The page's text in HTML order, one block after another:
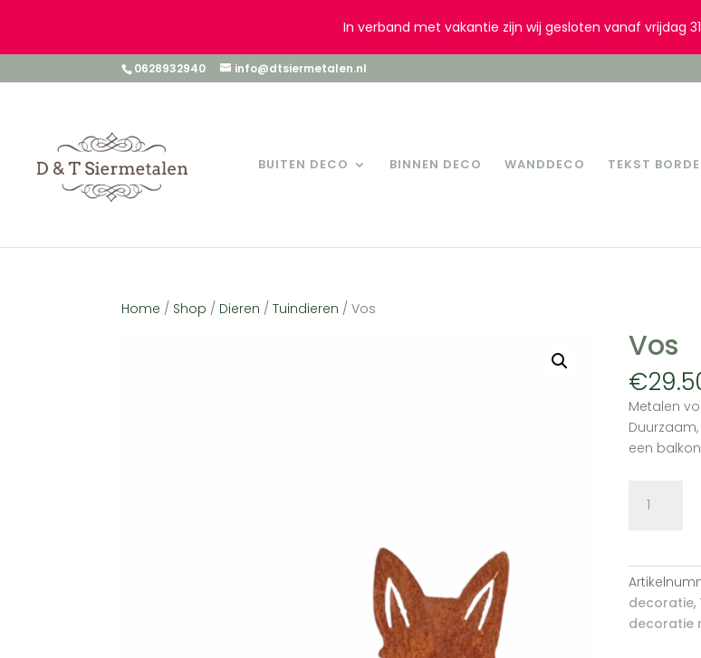
0628932940 info@dtsiermetalen.nl
BUITEN DECO BINNEN DECO WANDDECO TEKST
Home / Shop / Dieren /Tuindieren / Vos
Vos
€
Metalen
een
aantal
decoratie,
decoratie
In verband met vakantie zijn wij gesloten vanaf vrijdag